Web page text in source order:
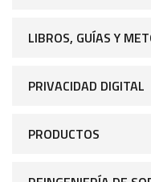
LIBROS, GUÍAS Y
PRIVACIDAD DIGITAL
PRODUCTOS